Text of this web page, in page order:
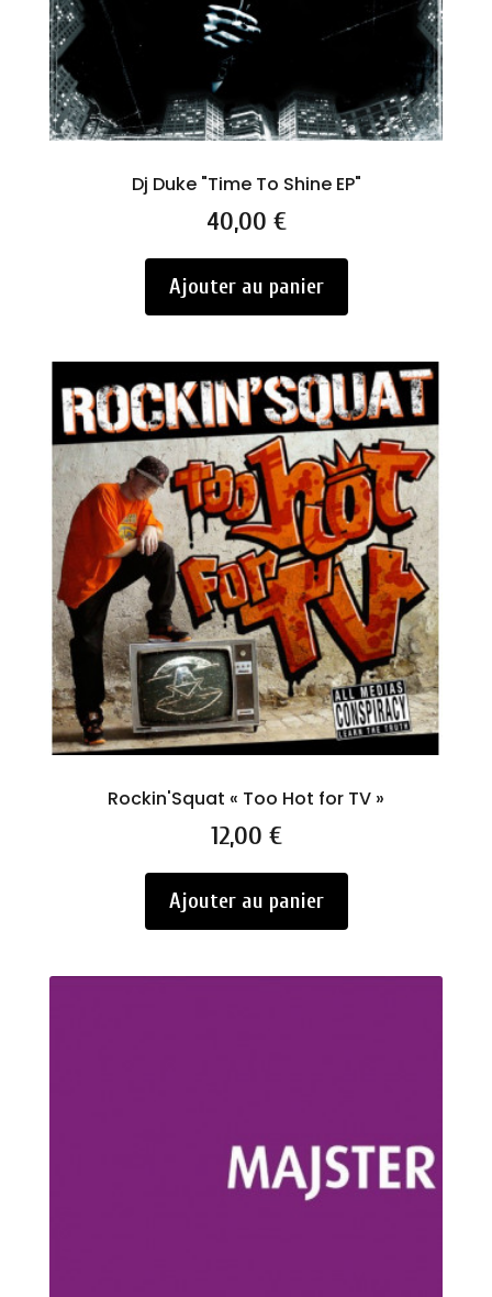
Dj Duke "Time To Shine EP"
Prix
40,00 €
Ajouter au panier
Rockin'Squat « Too Hot for TV »
Prix
12,00 €
Ajouter au panier